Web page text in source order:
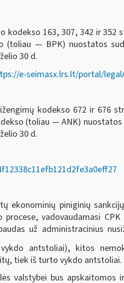
kodekso 163, 307, 342 ir
(toliau — BPK) nuostatos
30 d.
e-seimasx.lrs.lt/portal/
kodekso 672 ir 676
(toliau — ANK)
30 d.
ekonominių piniginių
vadovaudamasi
už administracinius
antstoliai), kitos
tiek iš turto vykdo antstoliai.
valstybei bus